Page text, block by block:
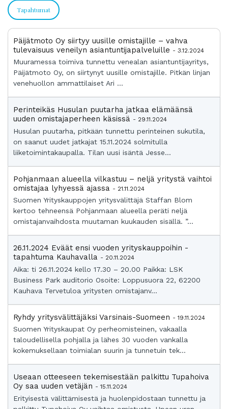
Tapahtumat
Päijätmoto Oy siirtyy uusille omistajille – vahva
tulevaisuus veneilyn asiantuntijapalveluille - 3.12.2024
Muuramessa toimiva tunnettu venealan asiantuntijayritys,
Päijätmoto Oy, on siirtynyt uusille omistajille. Pitkän linjan
venehuollon ammattilaiset Ari ...
Perinteikäs Husulan puutarha jatkaa elämäänsä
uuden omistajaperheen käsissä - 29.11.2024
Husulan puutarha, pitkään tunnettu perinteinen sukutila,
on saanut uudet jatkajat 15.11.2024 solmitulla
liiketoimintakaupalla. Tilan uusi isäntä Jesse...
Pohjanmaan alueella vilkastuu – neljä yritystä vaihtoi
omistajaa lyhyessä ajassa - 21.11.2024
Suomen Yrityskauppojen yritysvälittäjä Staffan Blom
kertoo tehneensä Pohjanmaan alueella peräti neljä
omistajanvaihdosta muutaman kuukauden sisällä. ”...
26.11.2024 Eväät ensi vuoden yrityskauppoihin -
tapahtuma Kauhavalla - 20.11.2024
Aika: ti 26.11.2024 kello 17.30 – 20.00 Paikka: LSK
Business Park auditorio Osoite: Loppusuora 22, 62200
Kauhava Tervetuloa yritysten omistajanv...
Ryhdy yritysvälittäjäksi Varsinais-Suomeen - 19.11.2024
Suomen Yrityskaupat Oy perheomisteinen, vakaalla
taloudellisella pohjalla ja lähes 30 vuoden vankalla
kokemuksellaan toimialan suurin ja tunnetuin tek...
Useaan otteeseen tekemisestään palkittu Tupahoiva
Oy saa uuden vetäjän - 15.11.2024
Erityisestä välittämisestä ja huolenpidostaan tunnettu ja